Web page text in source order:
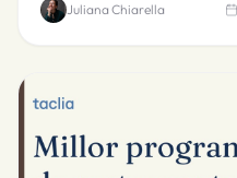
Juliana Chiarella